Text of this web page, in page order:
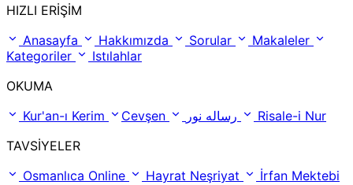
HIZLI ERİŞİM
Anasayfa
Hakkımızda Sorular
Makaleler
Kategoriler
Istılahlar
OKUMA
Kur'an-ı Kerim
Cevşen
Risale-i Nur
TAVSİYELER
Osmanlıca Online
Hayrat Neşriyat İrfan Mektebi